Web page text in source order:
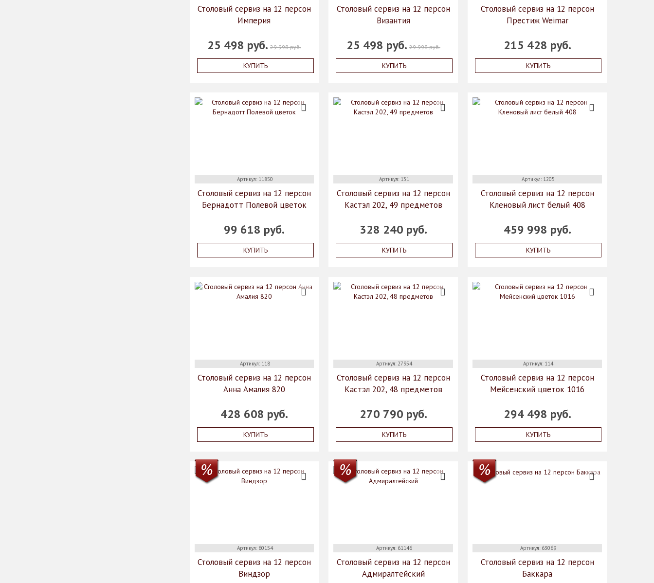
Столовый сервиз на 12 персон
Империя
25 498 руб. 29 998 руб.
КУПИТЬ
Столовый сервиз на 12 персон
Византия
25 498 руб.29 998 руб.
КУПИТЬ
Столовый сервиз на 12 персон
Престиж Weimar
215 428 руб.
КУПИТЬ
Артикул: 11850
Столовый сервиз на 12 персон
Бернадотт Полевой цветок
99 618 руб.
КУПИТЬ
Артикул: 131
Столовый сервиз на 12 персон
Кастэл 202, 49 предметов
328 240 руб.
КУПИТЬ
Артикул: 1205
Столовый сервиз на 12 персон
Кленовый лист белый 408
459 998 руб.
КУПИТЬ
Артикул: 118
Столовый сервиз на 12 персон
Анна Амалия 820
428 608 руб.
КУПИТЬ
Артикул: 27954
Столовый сервиз на 12 персон
Кастэл 202, 48 предметов
270 790 руб.
КУПИТЬ
Артикул: 114
Столовый сервиз на 12 персон
Мейсенский цветок 1016
294 498 руб.
КУПИТЬ
Артикул: 60154
Столовый сервиз на 12 персон
Виндзор
Артикул: 61146
Столовый сервиз на 12 персон
Адмиралтейский
Артикул: 63069
Столовый сервиз на 12 персон
Баккара